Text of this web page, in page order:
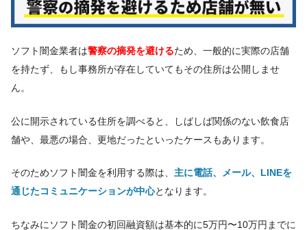
ソフト闇金業者は警察の摘発を避けるため、一般的に実際の店舗
を持たず、もし事務所が存在していてもその住所は公開しませ
ん。
公に開示されている住所を調べると、しばしば関係のない飲食店
舗や、最悪の場合、更地だったといったケースもあります。
そのためソフト闇金を利用する際は、 主に電話、メール、LINEを
通じたコミュニケーションが中心となります。
ちなみにソフト闇金の初回融資額は基本的に5万円〜10万円までに